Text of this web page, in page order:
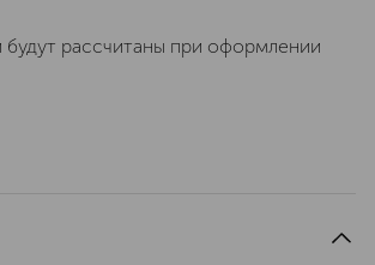
будут рассчитаны при оформлении